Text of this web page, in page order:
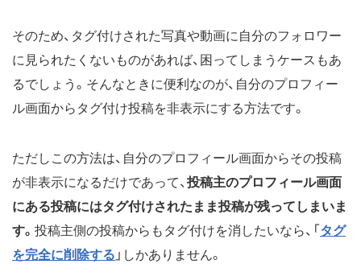
そのため、タグ付けされた写真や動画に自分のフォロワー
に見られたくないものがあれば、困ってしまうケースもあ
るでしょう。そんなときに便利なのが、自分のプロフィー
ル画面からタグ付け投稿を非表示にする方法です。
ただしこの方法は、自分のプロフィール画面からその投稿
が非表示になるだけであって、 投稿主のプロフィール画面
にある投稿にはタグ付けされたまま投稿が残ってしまいま
す。 投稿主側の投稿からもタグ付けを消したいなら、「 タグ
を完全に削除する 」しかありません。